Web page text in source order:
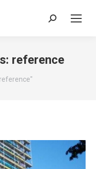
Search:
reference